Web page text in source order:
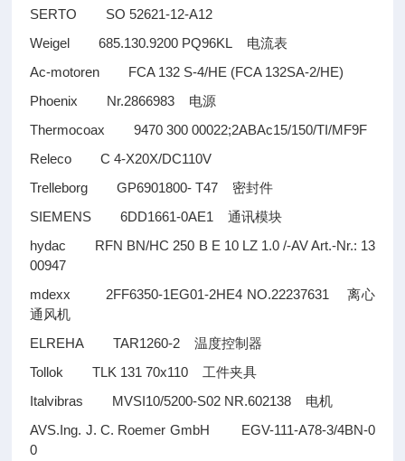
SERTO SO 52621-12-A12
Weigel 685.130.9200 PQ96KL 电流表
Ac-motoren FCA 132 S-4/HE (FCA 132SA-2/HE)
Phoenix Nr.2866983 电源
Thermocoax 9470 300 00022;2ABAc15/150/TI/MF9F
Releco C 4-X20X/DC110V
Trelleborg GP6901800- T47 密封件
SIEMENS 6DD1661-0AE1通讯模块
hydac RFN BN/HC 250 B E 10 LZ 1.0 /-AV Art.-Nr.: 13
00947
mdexx 2FF6350-1EG01-2HE4 NO.22237631 离心
通风机
ELREHA TAR1260-2温度控制器
Tollok TLK 131 70x110 工件夹具
Italvibras MVSI10/5200-S02 NR.602138 电机
AVS.Ing. J. C. Roemer GmbH EGV-111-A78-3/4BN-0
0